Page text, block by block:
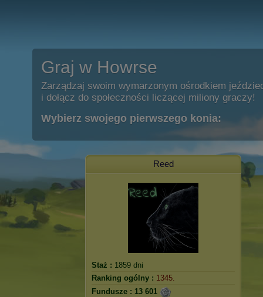
Graj w Howrse
Zarządzaj swoim wymarzonym ośrodkiem
i dołącz do społeczności liczącej miliony graczy!
Wybierz swojego pierwszego konia:
Reed
Staż : 1859 dni
Ranking ogólny : 1345.
Fundusze : 13 601